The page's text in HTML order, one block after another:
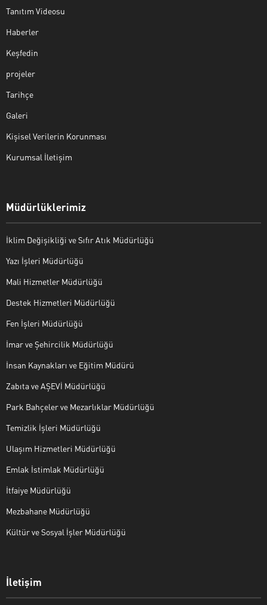
Tanıtım Videosu
Haberler
Keşfedin
projeler
Tarihçe
Galeri
Kişisel Verilerin Korunması
Kurumsal İletişim
Müdürlüklerimiz
İklim Değişikliği ve Sıfır Atık Müdürlüğü
Yazı İşleri Müdürlüğü
Mali Hizmetler Müdürlüğü
Destek Hizmetleri Müdürlüğü
Fen İşleri Müdürlüğü
İmar ve Şehircilik Müdürlüğü
İnsan Kaynakları ve Eğitim Müdürü
Zabıta ve AŞEVİ Müdürlüğü
Park Bahçeler ve Mezarlıklar Müdürlüğü
Temizlik İşleri Müdürlüğü
Ulaşım Hizmetleri Müdürlüğü
Emlak İstimlak Müdürlüğü
İtfaiye Müdürlüğü
Mezbahane Müdürlüğü
Kültür ve Sosyal İşler Müdürlüğü
İletişim